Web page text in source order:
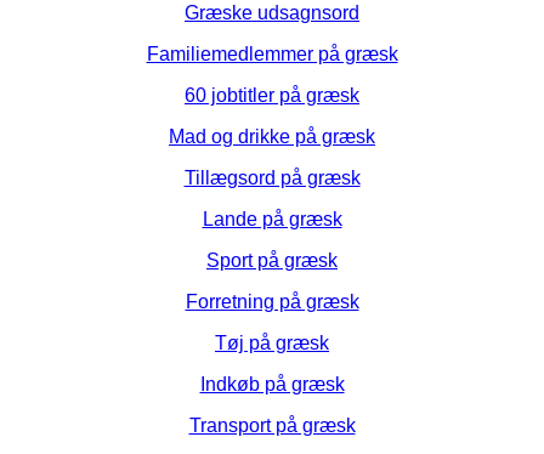
Græske udsagnsord
Familiemedlemmer på græsk
60 jobtitler på græsk
Mad og drikke på græsk
Tillægsord på græsk
Lande på græsk
Sport på græsk
Forretning på græsk
Tøj på græsk
Indkøb på græsk
Transport på græsk